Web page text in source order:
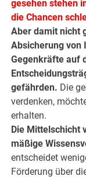
gesehen stehen
die Chancen
Aber damit nicht
Absicherung
Gegenkräfte auf
gefährden. Die
verdenken,
erhalten.
Die Mittelschicht
mäßige
entscheidet
Förderung über